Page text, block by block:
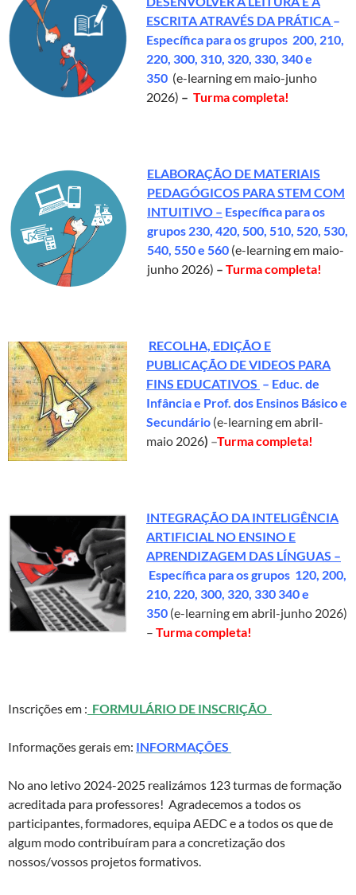
ESCRITA ATRAVÉS DA PRÁTICA –
Específica para os grupos 200, 210,
220, 300, 310, 320, 330, 340 e
350 (e-learning em maio-junho
2026) – Turma completa!
ELABORAÇÃO DE MATERIAIS
PEDAGÓGICOS PARA STEM COM
INTUITIVO – Específica para os
grupos 230, 420, 500, 510, 520, 530,
540, 550 e 560 (e-learning em maio-
junho 2026) – Turma completa!
RECOLHA, EDIÇÃO E
PUBLICAÇÃO DE VIDEOS PARA
FINS EDUCATIVOS – Educ. de
Infância e Prof. dos Ensinos Básico e
Secundário (e-learning em abril-
maio 2026) –Turma completa!
INTEGRAÇÃO DA INTELIGÊNCIA
ARTIFICIAL NO ENSINO E
APRENDIZAGEM DAS LÍNGUAS –
Específica para os grupos 120, 200,
210, 220, 300, 320, 330 340 e
350 (e-learning em abril-junho 2026)
– Turma completa!
Inscrições em : FORMULÁRIO DE INSCRIÇÃO
Informações gerais em: INFORMAÇÕES
No ano letivo 2024-2025 realizámos 123 turmas de formação
acreditada para professores! Agradecemos a todos os
participantes, formadores, equipa AEDC e a todos os que de
algum modo contribuíram para a concretização dos
nossos/vossos projetos formativos.